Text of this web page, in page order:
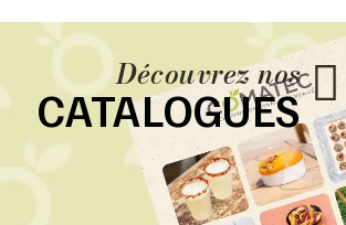
Découvrez nos
CATALOGUES